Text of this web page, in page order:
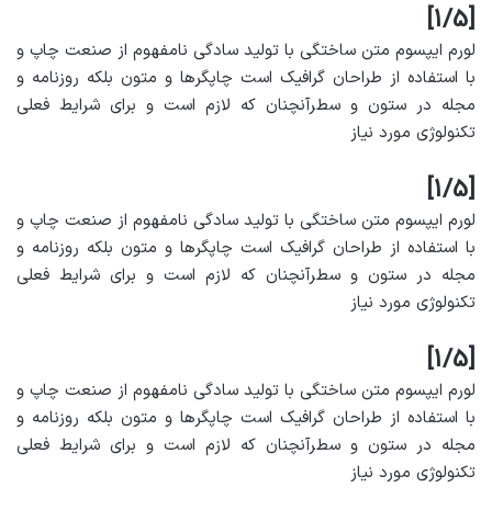
[1/5]
لورم ایپسوم متن ساختگی با تولید سادگی نامفهوم از صنعت چاپ و
با استفاده از طراحان گرافیک است چاپگرها و متون بلکه روزنامه و
مجله در ستون و سطرآنچنان که لازم است و برای شرایط فعلی
تکنولوژی مورد نیاز
[1/5]
لورم ایپسوم متن ساختگی با تولید سادگی نامفهوم از صنعت چاپ و
با استفاده از طراحان گرافیک است چاپگرها و متون بلکه روزنامه و
مجله در ستون و سطرآنچنان که لازم است و برای شرایط فعلی
تکنولوژی مورد نیاز
[1/5]
لورم ایپسوم متن ساختگی با تولید سادگی نامفهوم از صنعت چاپ و
با استفاده از طراحان گرافیک است چاپگرها و متون بلکه روزنامه و
مجله در ستون و سطرآنچنان که لازم است و برای شرایط فعلی
تکنولوژی مورد نیاز